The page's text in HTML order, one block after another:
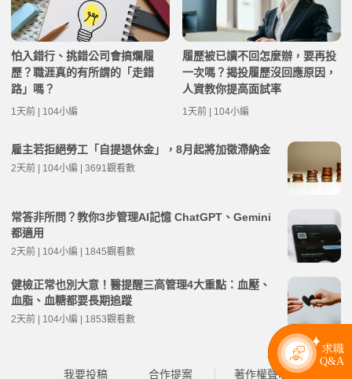
怕入錯行、挑錯公司會搞爛履
歷？職涯真的有所謂的「走錯
路」嗎？
1天前 | 104小編
履歷被已讀不回怎麼辦，要再投
一次嗎？揭投履歷沒回應原因，
人資教你提高面試率
1天前 | 104小編
雇主若拒絕勞工「自提退休金」，8月起將加徵滯納金
2天前 | 104小編 | 3691觀看數
常答非所問？教你3步管理AI記憶 ChatGPT、Gemini
都適用
2天前 | 104小編 | 1845觀看數
健檢正常也別大意！醫提醒三高管理4大重點：血壓、
血脂、血糖都要長期追蹤
2天前 | 104小編 | 1853觀看數
我要投稿 合作提案 著作權聲明